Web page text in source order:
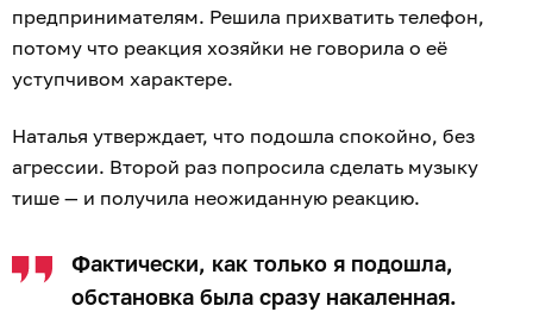
предпринимателям. Решила прихватить телефон,
потому что реакция хозяйки не говорила о её
уступчивом характере.
Наталья утверждает, что подошла спокойно, без
агрессии. Второй раз попросила сделать музыку
тише — и получила неожиданную реакцию.
Фактически, как только я подошла,
обстановка была сразу накаленная.